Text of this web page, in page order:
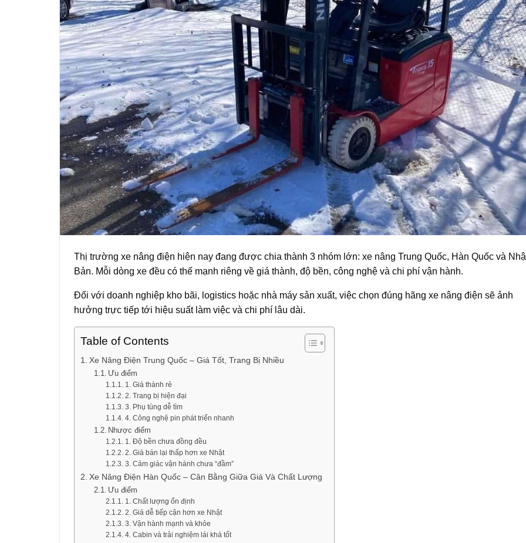
Thị trường xe nâng điện hiện nay đang được chia thành 3 nhóm lớn: xe nâng Trung Quốc, Hàn Quốc và
Bản. Mỗi dòng xe đều có thế mạnh riêng về giá thành, độ bền, công nghệ và chi phí vận hành.
Đối với doanh nghiệp kho bãi, logistics hoặc nhà máy sản xuất, việc chọn đúng hãng xe nâng điện sẽ ảnh
hưởng trực tiếp tới hiệu suất làm việc và chi phí lâu dài.
Table of Contents
Xe Nâng Điện Trung Quốc – Giá Tốt, Trang Bị Nhiều
Ưu điểm
1. Giá thành rẻ
2. Trang bị hiện đại
3. Phụ tùng dễ tìm
4. Công nghệ pin phát triển nhanh
Nhược điểm
1. Độ bền chưa đồng đều
2. Giá bán lại thấp hơn xe Nhật
3. Cảm giác vận hành chưa “đầm”
Xe Nâng Điện Hàn Quốc – Cân Bằng Giữa Giá Và Chất Lượng
Ưu điểm
1. Chất lượng ổn định
2. Giá dễ tiếp cận hơn xe Nhật
3. Vận hành mạnh và khỏe
4. Cabin và trải nghiệm lái khá tốt